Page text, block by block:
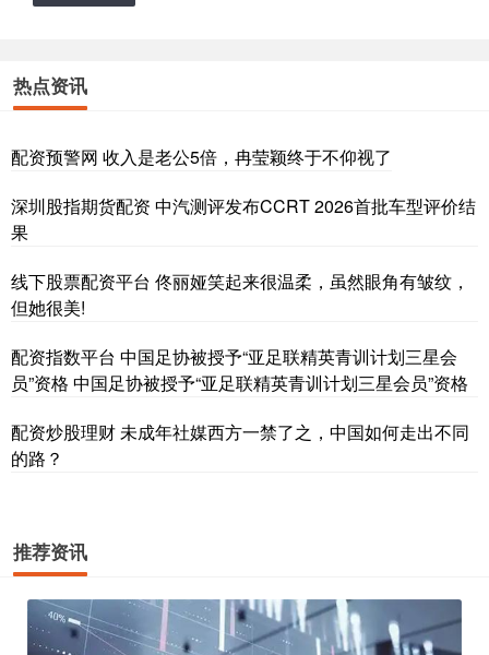
热点资讯
配资预警网 收入是老公5倍，冉莹颖终于不仰视了
深圳股指期货配资 中汽测评发布CCRT 2026首批车型评价结
果
线下股票配资平台 佟丽娅笑起来很温柔，虽然眼角有皱纹，
但她很美!
配资指数平台 中国足协被授予“亚足联精英青训计划三星会
员”资格 中国足协被授予“亚足联精英青训计划三星会员”资格
配资炒股理财 未成年社媒西方一禁了之，中国如何走出不同
的路？
推荐资讯